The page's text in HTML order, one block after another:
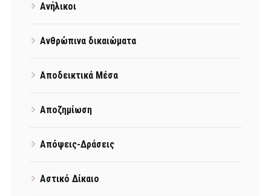
Ανήλικοι
Ανθρώπινα δικαιώματα
Αποδεικτικά Μέσα
Αποζημίωση
Απόψεις-Δράσεις
Αστικό Δίκαιο